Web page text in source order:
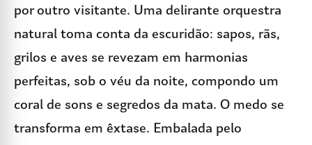
por outro visitante. Uma delirante orquestra
natural toma conta da escuridão: sapos, rãs,
grilos e aves se revezam em harmonias
perfeitas, sob o véu da noite, compondo um
coral de sons e segredos da mata. O medo se
transforma em êxtase. Embalada pelo